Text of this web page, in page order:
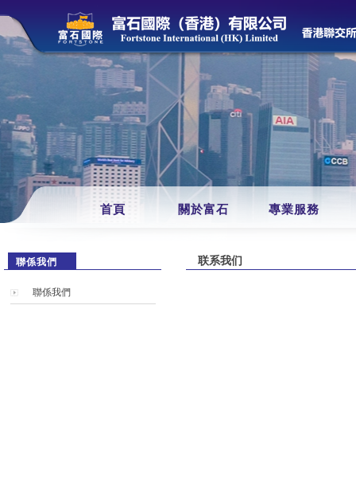
首頁 關於富石 專業服務
聯係我們
聯係我們
联系我们